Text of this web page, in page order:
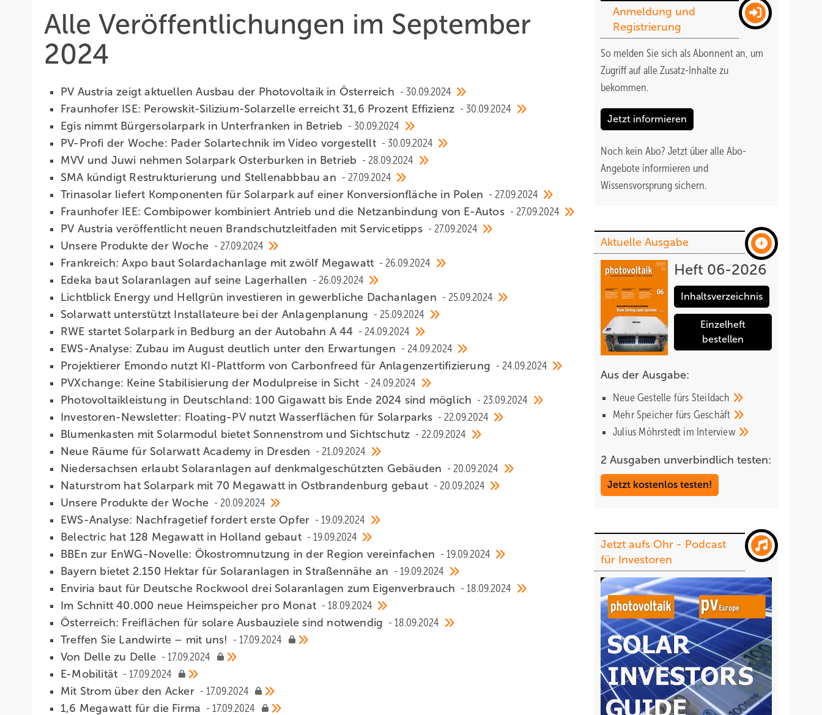
Alle Veröffentlichungen im September
2024
PV Austria zeigt aktuellen Ausbau der Photovoltaik in Österreich
30.09.2024
Fraunhofer ISE: Perowskit-Silizium-Solarzelle erreicht 31,6 Prozent Effizienz
30.09.2024
Egis nimmt Bürgersolarpark in Unterfranken in Betrieb
30.09.2024
PV-Profi der Woche: Pader Solartechnik im Video vorgestellt
30.09.2024
MVV und Juwi nehmen Solarpark Osterburken in Betrieb
28.09.2024
SMA kündigt Restrukturierung und Stellenabbbau an
27.09.2024
Trinasolar liefert Komponenten für Solarpark auf einer Konversionfläche in Polen
27.09.2024
Fraunhofer IEE: Combipower kombiniert Antrieb und die Netzanbindung von E-Autos
27.09.2024
PV Austria veröffentlicht neuen Brandschutzleitfaden mit Servicetipps
27.09.2024
Unsere Produkte der Woche­
27.09.2024
Frankreich: Axpo baut Solardachanlage mit zwölf Megawatt
26.09.2024
Edeka baut Solaranlagen auf seine Lagerhallen
26.09.2024
Lichtblick Energy und Hellgrün investieren in gewerbliche Dachanlagen
25.09.2024
Solarwatt unterstützt Installateure bei der Anlagenplanung
25.09.2024
RWE startet Solarpark in Bedburg an der Autobahn A 44
24.09.2024
EWS-Analyse: Zubau im August deutlich unter den Erwartungen
24.09.2024
Projektierer Emondo nutzt KI-Plattform von Carbonfreed für Anlagenzertifizierung
24.09.2024
PVXchange: Keine Stabilisierung der Modulpreise in Sicht
24.09.2024
Photovoltaikleistung in Deutschland: 100 Gigawatt bis Ende 2024 sind möglich
23.09.2024
Investoren-Newsletter: Floating-PV nutzt Wasserflächen für Solarparks
22.09.2024
Blumenkasten mit Solarmodul bietet Sonnenstrom und Sichtschutz
22.09.2024
Neue Räume für Solarwatt Academy in Dresden
21.09.2024
Niedersachsen erlaubt Solaranlagen auf denkmalgeschützten Gebäuden
20.09.2024
Naturstrom hat Solarpark mit 70 Megawatt in Ostbrandenburg gebaut
20.09.2024
Unsere Produkte der Woche­
20.09.2024
EWS-Analyse: Nachfragetief fordert erste Opfer
19.09.2024
Belectric hat 128 Megawatt in Holland gebaut
19.09.2024
BBEn zur EnWG-Novelle: Ökostromnutzung in der Region vereinfachen
19.09.2024
Bayern bietet 2.150 Hektar für Solaranlagen in Straßennähe an
19.09.2024
Enviria baut für Deutsche Rockwool drei Solaranlagen zum Eigenverbrauch
18.09.2024
Im Schnitt 40.000 neue Heimspeicher pro Monat
18.09.2024
Österreich: Freiflächen für solare Ausbauziele sind notwendig
18.09.2024
Treffen Sie Landwirte – mit uns!
17.09.2024
Von Delle zu Delle
17.09.2024
E-Mobilität
17.09.2024
Mit Strom über den Acker
17.09.2024
1,6 Megawatt für die Firma
17.09.2024
Anmeldung und
Registrierung
So melden Sie sich als Abonnent an, um
Zugriff auf alle Zusatz-Inhalte zu
bekommen.
Jetzt informieren
Noch kein Abo? Jetzt über alle Abo-
Angebote informieren und
Wissensvorsprung sichern.
Aktuelle Ausgabe
Heft 06-2026
Inhaltsverzeichnis
Einzelheft
bestellen
Aus der Ausgabe:
Neue Gestelle fürs Steildach
Mehr Speicher fürs Geschäft
Julius Möhrstedt im Interview
2 Ausgaben unverbindlich testen:
Jetzt kostenlos testen!
Jetzt aufs Ohr - Podcast
für Investoren